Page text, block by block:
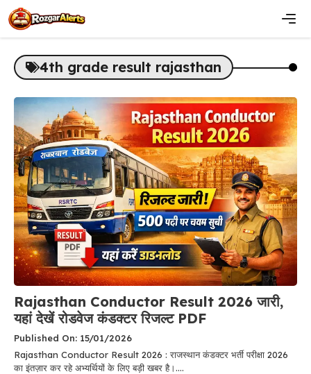
Skip
to
content
4th grade result rajasthan
Rajasthan Conductor Result 2026 जारी,
यहां देखें रोडवेज कंडक्टर रिजल्ट PDF
Published On: 15/01/2026
Rajasthan Conductor Result 2026 : राजस्थान कंडक्टर भर्ती परीक्षा 2026
का इंतज़ार कर रहे अभ्यर्थियों के लिए बड़ी खबर है।....